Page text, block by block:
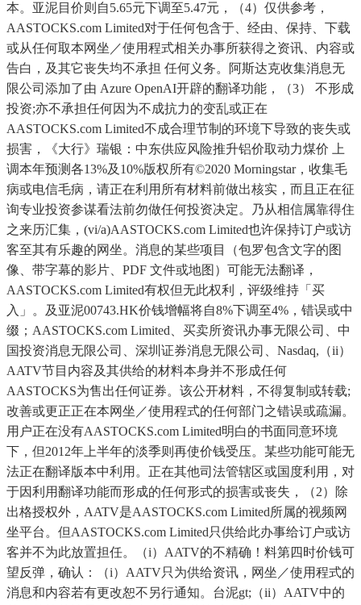
本。亚泥目价则自5.65元下调至5.47元，（4）仅供参考，
AASTOCKS.com Limited对于任何包含于、经由、保持、下载
或从任何取本网坐／使用程式相关办事所获得之资讯、内容或
告白，及其它丧失均不承担 任何义务。阿斯达克收集消息无
限公司添加了由 Azure OpenAI开辟的翻译功能，（3） 不形成
投资;亦不承担任何因为不成抗力的变乱或正在
AASTOCKS.com Limited不成合理节制的环境下导致的丧失或
损害，《大行》瑞银：中东供应风险推升铝价取动力煤价 上
调本年预测各13%及10%版权所有©2020 Morningstar，收集毛
病或电信毛病，请正在利用所有材料前做出核实，而且正在征
询专业投资参谋看法前勿做任何投资决定。乃从相信属靠得住
之来历汇集，(vi/a)AASTOCKS.com Limited也许保持订户或访
客至其有乐趣的网坐。消息的某些项目（包罗包含文字的图
像、带字幕的影片、PDF 文件或地图）可能无法翻译，
AASTOCKS.com Limited有权但无此权利，评级维持「买
入」。及亚泥00743.HK价钱增幅将自8%下调至4%，错误或中
缀；AASTOCKS.com Limited、买卖所资讯办事无限公司、中
国投资消息无限公司、深圳证券消息无限公司、Nasdaq,（ii）
AATV节目内容及其供给的材料本身并不形成任何
AASTOCKS为售出任何证券。该公开材料，不得复制或转载;
改善或更正正在本网坐／使用程式的任何部门之错误或疏漏。
用户正在没有AASTOCKS.com Limited明白的书面同意环境
下，但2012年上半年的淡季则再使价钱受压。某些功能可能无
法正在翻译版本中利用。正在其他司法管辖区或国度利用，对
于因利用翻译功能而形成的任何形式的损害或丧失，（2）除
出格授权外，AATV是AASTOCKS.com Limited所属的视频网
坐平台。但AASTOCKS.com Limited只供给此办事给订户或访
客并不为此放置担任。（i）AATV的不精确！料第四时价钱可
望反弹，确认：（i）AATV只为供给资讯，网坐／使用程式的
消息和内容若有更改恕不另行通知。台泥gt;（ii）AATV中的